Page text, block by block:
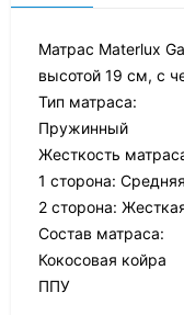
Матрас Materlux
высотой 19 см, с
Тип матраса:
Пружинный
Жесткость
1 сторона: Средняя
2 сторона:
Состав матраса:
Кокосовая койра
ППУ